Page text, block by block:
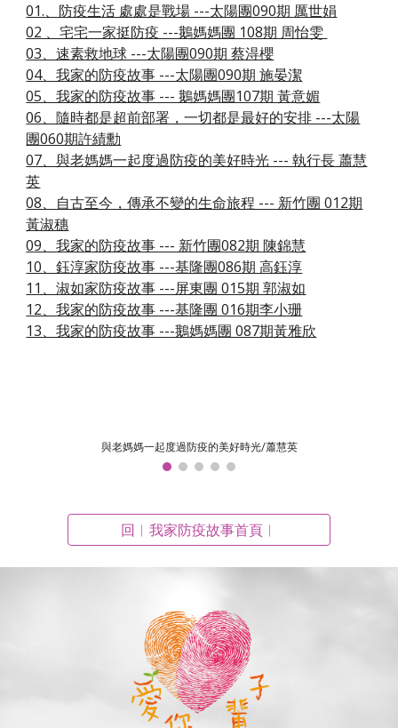
01.、防疫生活 處處是戰場 ---太陽團090期 厲世娟
02 、宅宅一家挺防疫 ---鵝媽媽團 108期 周怡雯
03、速素救地球 ---太陽團090期 蔡淂櫻
04、我家的防疫故事 ---太陽團090期 施晏潔
05、我家的防疫故事 --- 鵝媽媽團107期 黃意媚
06、隨時都是超前部署，一切都是最好的安排 ---太陽
團060期許績勳
07、與老媽媽一起度過防疫的美好時光 --- 執行長 蕭慧
英
08、自古至今，傳承不變的生命旅程 --- 新竹團 012期
黃淑穗
09、我家的防疫故事 --- 新竹團082期 陳錦慧
10、鈺淳家防疫故事 ---基隆團086期 高鈺淳
11、淑如家防疫故事 ---屏東團 015期 郭淑如
12、我家的防疫故事 ---基隆團 016期李小珊
13、我家的防疫故事 ---鵝媽媽團 087期黃雅欣
與老媽媽一起度過防疫的美好時光/蕭慧英
回︱我家防疫故事首頁︱